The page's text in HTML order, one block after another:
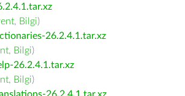
, Bilgi)
26.2.4.1.tar.xz
, Bilgi)
26.2.4.1.tar.xz
, Bilgi)